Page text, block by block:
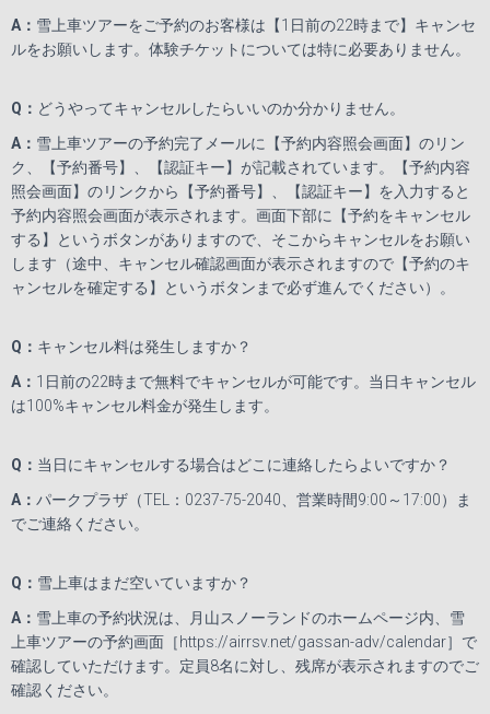
A ： 雪上車ツアーをご予約のお客様は【1 日前の22時まで】キャンセ
ルをお願いします。体験チケットについては特に必要ありません。
Q ： どうやってキャンセルしたらいいのか分かりません。
A ： 雪上車ツアーの予約完了メールに【予約内容照会画面】のリン
ク、【予約番号】、【認証キー】が記載されています。【予約内容
照会画面】のリンクから【予約番号】、【認証キー】を入力すると
予約内容照会画面が表示されます。画面下部に【予約をキャンセル
する】というボタンがありますので、そこからキャンセルをお願い
します（途中、キャンセル確認画面が表示されますので【予約のキ
ャンセルを確定する】というボタンまで必ず進んでください）。
Q ： キャンセル料は発生しますか？
A ： 1日前の22時まで無料でキャンセルが可能です。当日キャンセル
は100%キャンセル料金が発生します。
Q ： 当日にキャンセルする場合はどこに連絡したらよいですか？
A ： パークプラザ（TEL ： 0237-75-2040 、営業時間9:00 ～ 17:00）ま
でご連絡ください。
Q ： 雪上車はまだ空いていますか？
A ： 雪上車の予約状況は、月山スノーランドのホームページ内、雪
上車ツアーの予約画面［https://airrsv.net/gassan-adv/calendar］で
確認していただけます。定員8名に対し、残席が表示されますのでご
確認ください。